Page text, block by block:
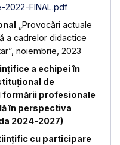
2022-FINAL.pdf
„Provocări actuale
a cadrelor didactice
noiembrie, 2023
a echipei în
de
formării profesionale
în perspectiva
2024-2027)
cu participare